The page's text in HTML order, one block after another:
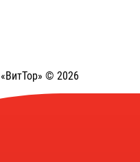
© 2026